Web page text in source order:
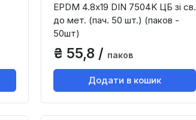
EPDM 4.8х19 DIN 7504K ЦБ зі св.
до мет. (пач. 50 шт.) (паков -
50шт)
₴ 55,8 / паков
Додати в кошик